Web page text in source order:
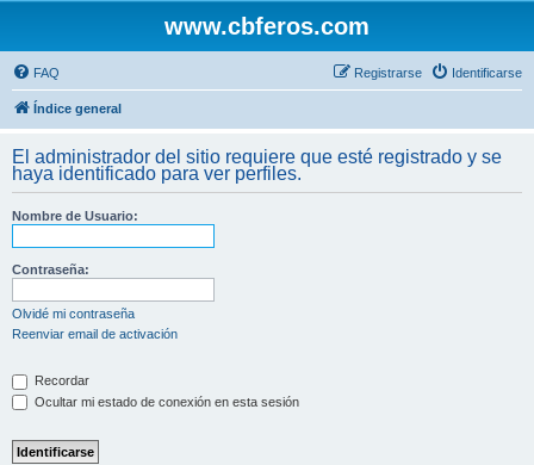
www.cbferos.com
FAQ Identificarse
Registrarse
Índice general
El administrador del sitio requiere que esté registrado y se
haya identificado para ver perfiles.
Nombre de Usuario:
Contraseña:
Olvidé mi contraseña
Reenviar email de activación
Recordar
Ocultar mi estado de conexión en esta sesión